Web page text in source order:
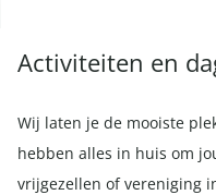
Activiteiten en
Wij laten je de mooiste
hebben alles in huis om
vrijgezellen of vereniging